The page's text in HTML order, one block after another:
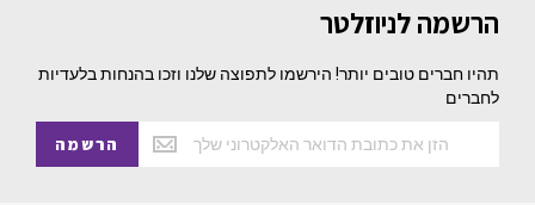
הרשמה לניוזלטר
תהיו חברים טובים יותר! הירשמו לתפוצה שלנו וזכו בהנחות בלעדיות
לחברים
הרשמה